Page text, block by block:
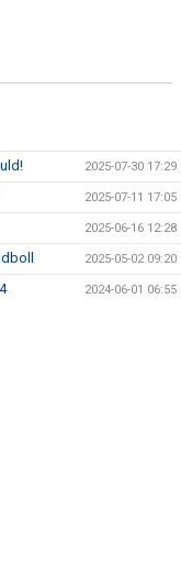
2025-07-30 17:29
2025-07-11 17:05
2025-06-16 12:28
2025-05-02 09:20
2024-06-01 06:55